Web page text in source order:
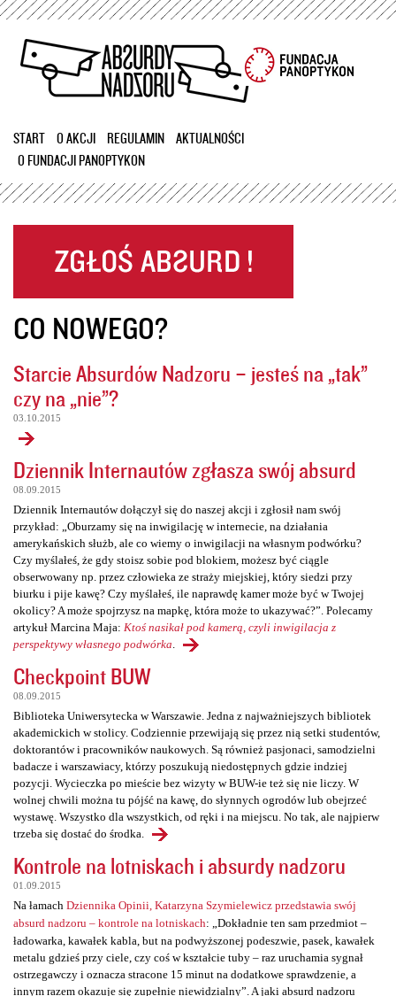
Przejdź
treści
START O AKCJI REGULAMIN
AKTUALNOŚCI
O FUNDACJI PANOPTYKON
CO NOWEGO?
Starcie Absurdów Nadzoru – jesteś na „tak”
czy na „nie”?
03.10.2015
Dziennik Internautów zgłasza swój absurd
08.09.2015
Dziennik Internautów dołączył się do naszej akcji i zgłosił nam swój
przykład: „Oburzamy się na inwigilację w internecie, na działania
amerykańskich służb, ale co wiemy o inwigilacji na własnym podwórku?
Czy myślałeś, że gdy stoisz sobie pod blokiem, możesz być ciągle
obserwowany np. przez człowieka ze straży miejskiej, który siedzi przy
biurku i pije kawę? Czy myślałeś, ile naprawdę kamer może być w Twojej
okolicy? A może spojrzysz na mapkę, która może to ukazywać?”. Polecamy
artykuł Marcina Maja: Ktoś nasikał pod kamerą, czyli inwigilacja z
perspektywy własnego podwórka
Checkpoint BUW
08.09.2015
Biblioteka Uniwersytecka w Warszawie. Jedna z najważniejszych bibliotek
akademickich w stolicy. Codziennie przewijają się przez nią setki studentów,
doktorantów i pracowników naukowych. Są również pasjonaci, samodzielni
badacze i warszawiacy, którzy poszukują niedostępnych gdzie indziej
pozycji. Wycieczka po mieście bez wizyty w BUW-ie też się nie liczy. W
wolnej chwili można tu pójść na kawę, do słynnych ogrodów lub obejrzeć
wystawę. Wszystko dla wszystkich, od ręki i na miejscu. No tak, ale najpierw
trzeba się dostać do środka.
Kontrole na lotniskach i absurdy nadzoru
01.09.2015
Na łamach Dziennika Opinii, Katarzyna Szymielewicz przedstawia swój
absurd nadzoru – kontrole na lotniskach: „Dokładnie ten sam przedmiot –
ładowarka, kawałek kabla, but na podwyższonej podeszwie, pasek, kawałek
metalu gdzieś przy ciele, czy coś w kształcie tuby – raz uruchamia sygnał
ostrzegawczy i oznacza stracone 15 minut na dodatkowe sprawdzenie, a
innym razem okazuje się zupełnie niewidzialny”. A jaki absurd nadzoru